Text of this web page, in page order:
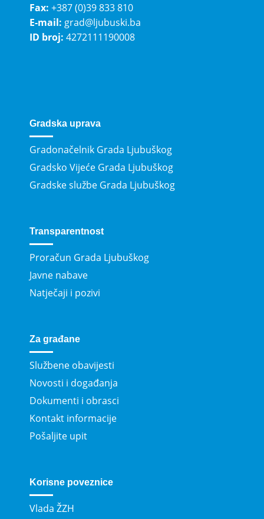
Fax: +387 (0)39 833 810
E-mail: grad@ljubuski.ba
ID broj: 4272111190008
Gradska uprava
Gradonačelnik Grada Ljubuškog
Gradsko Vijeće Grada Ljubuškog
Gradske službe Grada Ljubuškog
Transparentnost
Proračun Grada Ljubuškog
Javne nabave
Natječaji i pozivi
Za građane
Službene obavijesti
Novosti i događanja
Dokumenti i obrasci
Kontakt informacije
Pošaljite upit
Korisne poveznice
Vlada ŽZH